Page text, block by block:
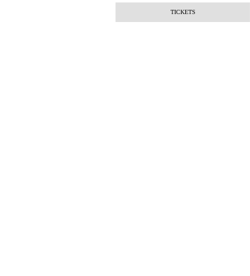
TICKETS